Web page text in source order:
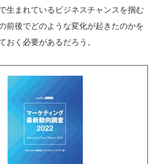
生まれているビジネスチャンスを掴む
前後でどのような変化が起きたのかを
おく必要があるだろう。